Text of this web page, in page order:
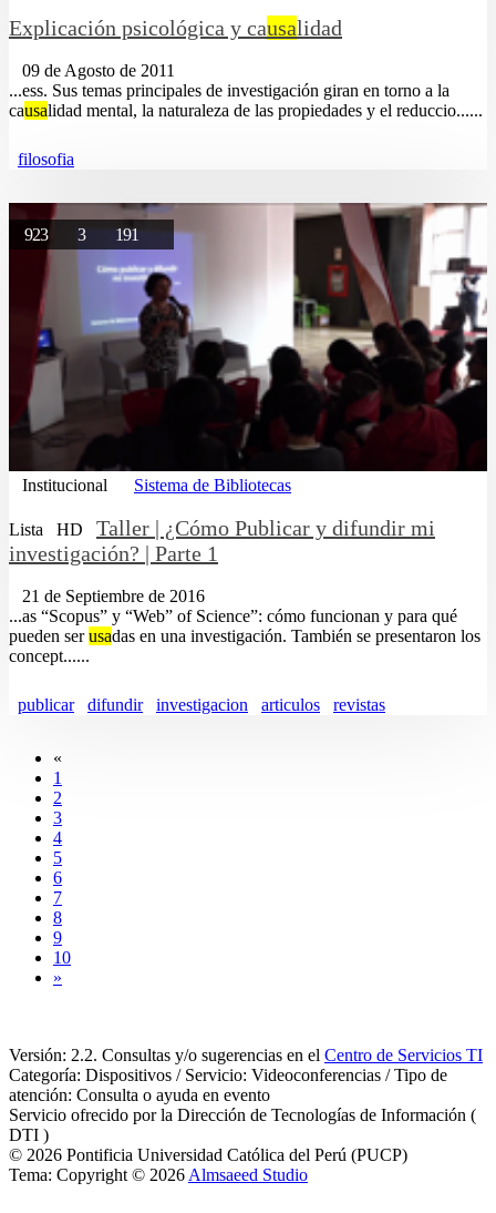
Explicación psicológica y causalidad
09 de Agosto de 2011
...ess. Sus temas principales de investigación giran en torno a la
causalidad mental, la naturaleza de las propiedades y el reduccio......
filosofia
923 3 191
Institucional Sistema de Bibliotecas
Lista HD
Taller | ¿Cómo Publicar y difundir mi
investigación? | Parte 1
21 de Septiembre de 2016
...as “Scopus” y “Web” of Science”: cómo funcionan y para qué
pueden serusadas en una investigación. También se presentaron los
concept......
publicar difundir investigacion articulos revistas
«
1
2
3
4
5
6
7
8
9
10
»
Versión: 2.2. Consultas y/o sugerencias en el Centro de Servicios TI
Categoría: Dispositivos / Servicio: Videoconferencias / Tipo de
atención: Consulta o ayuda en evento
Servicio ofrecido por la Dirección de Tecnologías de Información (
DTI )
© 2026 Pontificia Universidad Católica del Perú (PUCP)
Tema: Copyright © 2026 Almsaeed Studio